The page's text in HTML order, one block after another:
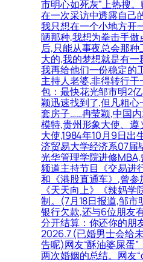
市明心如死灰”上热搜
在一次采访中透露自己
我只想在一个小地方开
陋那种,我想为拳击手
后,只能从事夜总会那
大的,我的梦想就是有
我再给他们一份稳定的
主持人老婆,非得转行
包：最快花光邹市明2
颖迅速找到了,但凡粗
套房子……冉莹颖,中国内
模特,贵州形象大使、
大使,1984年10月9日出
济贸易大学经济系07届
光华管理学院进修
频道主持节目《交易进
和《港股直通车》,曾参
《天天向上》《辣妈
制。(7月18日报道,邹市
银行欠款,还与6位朋友
分开结算：你还你的朋
2026.7 (已婚男士会给
告呢)网友“酥油婆屎蛋
两次婚姻的总结。网友